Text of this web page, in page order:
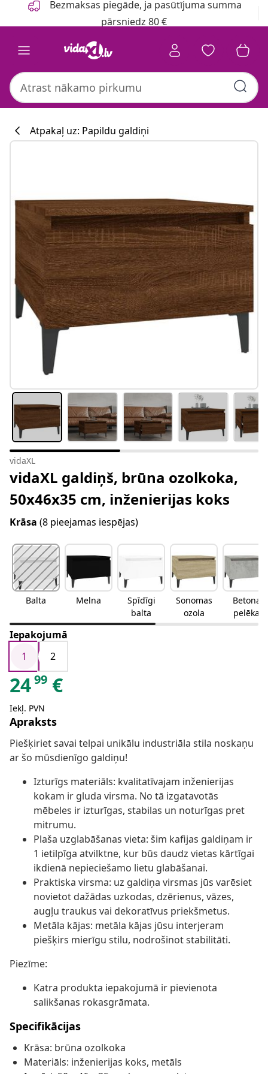
Bezmaksas piegāde, ja pasūtījuma summa
pārsniedz 80 €
Atpakaļ uz: Papildu galdiņi
vidaXL
vidaXL galdiņš, brūna ozolkoka,
50x46x35 cm, inženierijas koks
Krāsa (8 pieejamas iespējas)
Balta Melna
Spīdīgi
balta
Sonomas
ozola
Betona
pelēka
Iepakojumā
1
2
2499 €
Iekļ. PVN
Apraksts
Piešķiriet savai telpai unikālu industriāla stila noskaņu
ar šo mūsdienīgo galdiņu!
Izturīgs materiāls: kvalitatīvajam inženierijas
kokam ir gluda virsma. No tā izgatavotās
mēbeles ir izturīgas, stabilas un noturīgas pret
mitrumu.
Plaša uzglabāšanas vieta: šim kafijas galdiņam ir
1 ietilpīga atvilktne, kur būs daudz vietas kārtīgai
ikdienā nepieciešamo lietu glabāšanai.
Praktiska virsma: uz galdiņa virsmas jūs varēsiet
novietot dažādas uzkodas, dzērienus, vāzes,
augļu traukus vai dekoratīvus priekšmetus.
Metāla kājas: metāla kājas jūsu interjeram
piešķirs mierīgu stilu, nodrošinot stabilitāti.
Piezīme:
Katra produkta iepakojumā ir pievienota
salikšanas rokasgrāmata.
Specifikācijas
Krāsa: brūna ozolkoka
Materiāls: inženierijas koks, metāls